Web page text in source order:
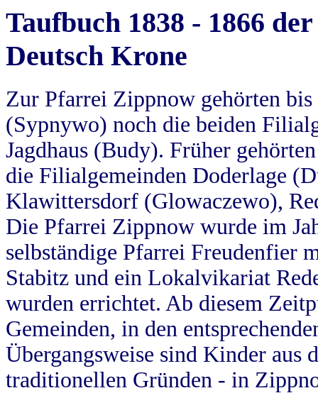
Taufbuch 1838 - 1866
Deutsch Krone
Zur Pfarrei Zippnow gehörten
(Sypnywo) noch die beiden
Jagdhaus (Budy). Früher
die Filialgemeinden Doderlage
Klawittersdorf (Glowaczewo),
Die Pfarrei Zippnow wurde im
selbständige Pfarrei Freudenfier
Stabitz und ein Lokalvikariat
wurden errichtet. Ab diesem
Gemeinden, in den
Übergangsweise sind Kinder aus
traditionellen Gründen - in